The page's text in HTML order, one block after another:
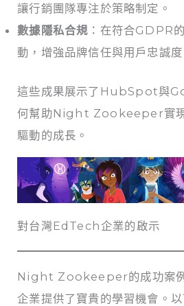
讓行銷團隊專注於策略制定。
數據隱私合規 ：在符合GDPR
動，增強品牌信任與用戶忠誠度
這些成果展示了HubSpot與
何幫助Night Zookeeper實現
驅動的成長。
對台灣EdTech企業的啟示
Night Zookeeper的成功案
企業提供了寶貴的學習機會。